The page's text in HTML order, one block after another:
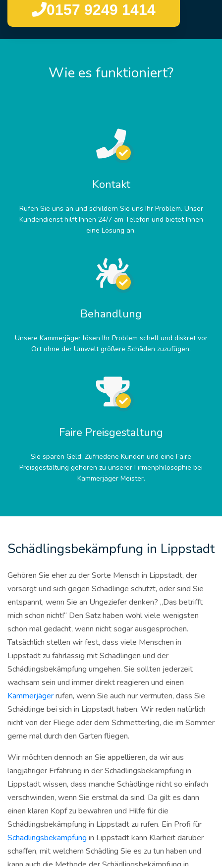
0157 9249 1414
Wie es funktioniert?
Kontakt
Rufen Sie uns an und schildern Sie uns Ihr Problem. Unser
Kundendienst hilft Ihnen 24/7 am Telefon und bietet Ihnen
eine Lösung an.
Behandlung
Unsere Kammerjäger lösen Ihr Problem schell und diskret vor
Ort ohne der Umwelt größere Schäden zuzufügen.
Faire Preisgestaltung
Sie sparen Geld: Zufriedene Kunden und eine Faire
Preisgestaltung gehören zu unserer Firmenphilosophie bei
Kammerjäger Meister.
Schädlingsbekämpfung in Lippstadt
Gehören Sie eher zu der Sorte Mensch in Lippstadt, der
vorsorgt und sich gegen Schädlinge schützt, oder sind Sie
entspannt, wenn Sie an Ungeziefer denken? „Das betrifft
mich schon nicht!“ Den Satz haben wohl viele wenigsten
schon mal gedacht, wenn nicht sogar ausgesprochen.
Tatsächlich stellen wir fest, dass viele Menschen in
Lippstadt zu fahrlässig mit Schädlingen und der
Schädlingsbekämpfung umgehen. Sie sollten jederzeit
wachsam sein und immer direkt reagieren und einen
Kammerjägerrufen, wenn Sie auch nur vermuten, dass Sie
Schädlinge bei sich in Lippstadt haben. Wir reden natürlich
nicht von der Fliege oder dem Schmetterling, die im Sommer
gerne mal durch den Garten fliegen.
Wir möchten dennoch an Sie appellieren, da wir aus
langjähriger Erfahrung in der Schädlingsbekämpfung in
Lippstadt wissen, dass manche Schädlinge nicht so einfach
verschwinden, wenn Sie erstmal da sind. Da gilt es dann
einen klaren Kopf zu bewahren und Hilfe für die
Schädlingsbekämpfung in Lippstadt zu rufen. Ein Profi für
Schädlingsbekämpfung in Lippstadt kann Klarheit darüber
schaffen, mit welchem Schädling Sie es zu tun haben und